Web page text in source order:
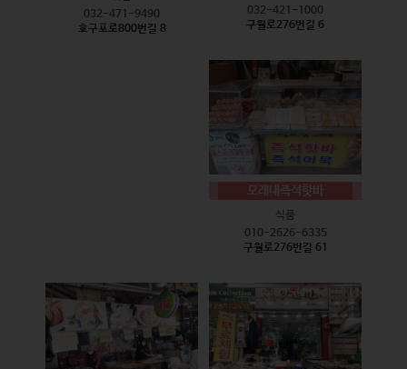
032-471-9490
호구포로800번길 8
032-421-1000
구월로276번길 6
모래내즉석핫바
식품
010-2626-6335
구월로276번길 61